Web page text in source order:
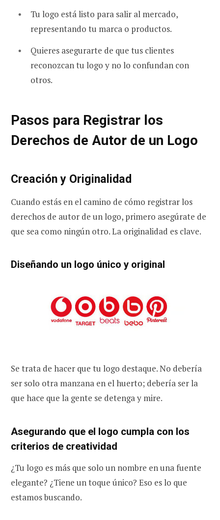
Tu logo está listo para salir al mercado,
representando tu marca o productos.
Quieres asegurarte de que tus clientes
reconozcan tu logo y no lo confundan con
otros.
Pasos para Registrar los
Derechos de Autor de un Logo
Creación y Originalidad
Cuando estás en el camino de cómo registrar los
derechos de autor de un logo, primero asegúrate de
que sea como ningún otro. La originalidad es clave.
Diseñando un logo único y original
Se trata de hacer que tu logo destaque. No debería
ser solo otra manzana en el huerto; debería ser la
que hace que la gente se detenga y mire.
Asegurando que el logo cumpla con los
criterios de creatividad
¿Tu logo es más que solo un nombre en una fuente
elegante? ¿Tiene un toque único? Eso es lo que
estamos buscando.